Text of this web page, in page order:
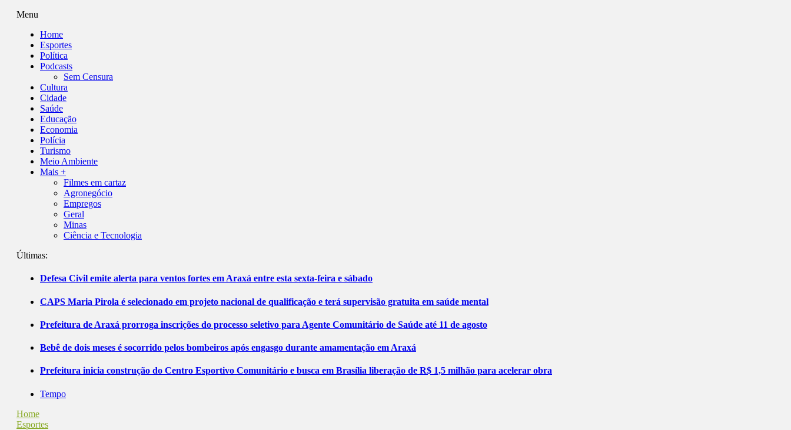
Menu
Home
Esportes
Política
Podcasts
Sem Censura
Cultura
Cidade
Saúde
Educação
Economia
Polícia
Turismo
Meio Ambiente
Mais +
Filmes em cartaz
Agronegócio
Empregos
Geral
Minas
Ciência e Tecnologia
Últimas:
Defesa Civil emite alerta para ventos fortes em Araxá entre esta sexta-feira e sábado
CAPS Maria Pirola é selecionado em projeto nacional de qualificação e terá supervisão gratuita em saúde mental
Prefeitura de Araxá prorroga inscrições do processo seletivo para Agente Comunitário de Saúde até 11 de agosto
Bebê de dois meses é socorrido pelos bombeiros após engasgo durante amamentação em Araxá
Prefeitura inicia construção do Centro Esportivo Comunitário e busca em Brasília liberação de R$ 1,5 milhão para acelerar obra
Tempo
Home
Esportes